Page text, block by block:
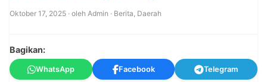
Oktober 17, 2025 · oleh Admin · Berita, Daerah
Bagikan:
WhatsApp Facebook Telegram